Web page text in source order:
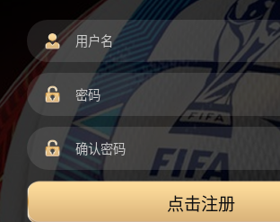
点击注册